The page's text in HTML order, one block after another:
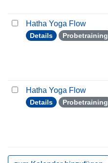
Hatha Yoga Flow
Details Probetraining
Hatha Yoga Flow
Details Probetraining